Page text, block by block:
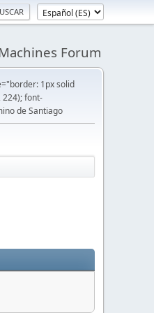
1px solid
224); font-
de Santiago